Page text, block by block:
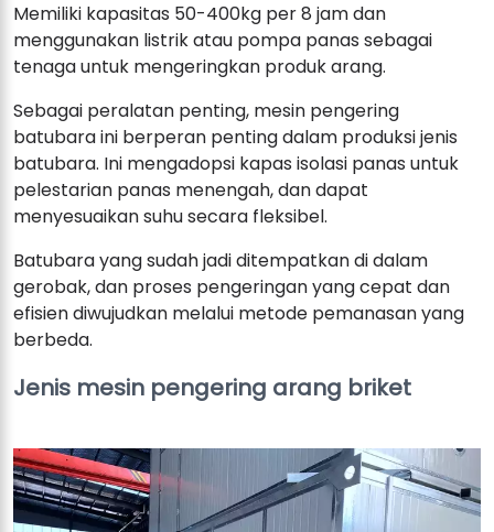
Memiliki kapasitas 50-400kg per 8 jam dan
menggunakan listrik atau pompa panas sebagai
tenaga untuk mengeringkan produk arang.
Sebagai peralatan penting, mesin pengering
batubara ini berperan penting dalam produksi jenis
batubara. Ini mengadopsi kapas isolasi panas untuk
pelestarian panas menengah, dan dapat
menyesuaikan suhu secara fleksibel.
Batubara yang sudah jadi ditempatkan di dalam
gerobak, dan proses pengeringan yang cepat dan
efisien diwujudkan melalui metode pemanasan yang
berbeda.
Jenis mesin pengering arang briket